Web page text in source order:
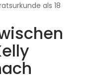
als 18